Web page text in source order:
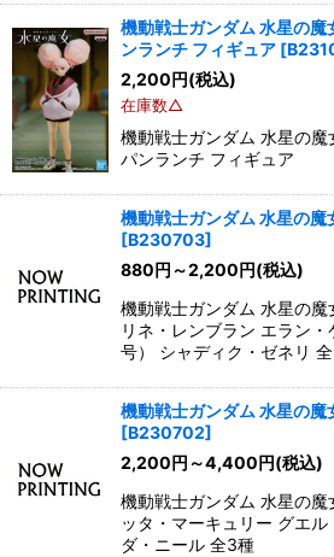
機動戦士ガンダム 水星の魔
ンランチ フィギュア [
2,200円(税込)
在庫数△
機動戦士ガンダム 水星の魔
パンランチ フィギュア
機動戦士ガンダム 水星の
[B230703]
880円 ～2,200円(税込)
機動戦士ガンダム 水星の
リネ・レンブラン エラン
号） シャディク・ゼネリ
機動戦士ガンダム 水星の魔
[B230702]
2,200円 ～4,400円(税込)
機動戦士ガンダム 水星の
ッタ・マーキュリー グエル
ダ・ニール 全3種